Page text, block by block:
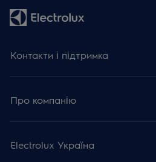
Контакти і підтримка
Про компанію
Electrolux Україна